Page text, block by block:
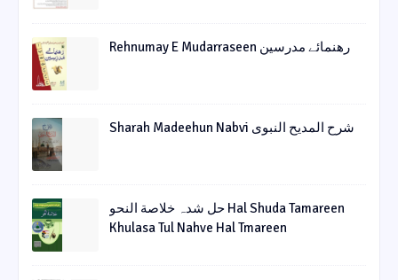
Rehnumay E Mudarraseen رهنمائے مدرسین
Sharah Madeehun Nabvi شرح المدیح النبوی
حل شدہ خلاصة النحو Hal Shuda Tamareen
Khulasa Tul Nahve Hal Tmareen